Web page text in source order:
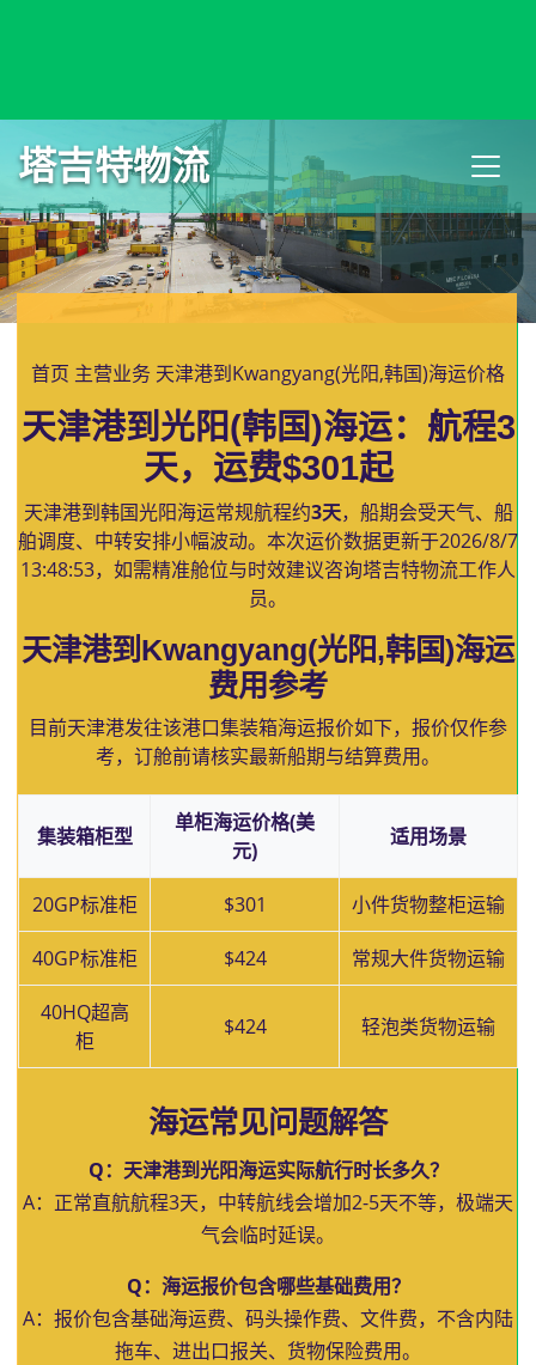
塔吉特物流
首页 主营业务 天津港到Kwangyang(光阳,韩国)海运价格
天津港到光阳(韩国)海运：航程3
天，运费$301起
天津港到韩国光阳海运常规航程约3天，船期会受天气、船
舶调度、中转安排小幅波动。本次运价数据更新于2026/8/7
13:48:53，如需精准舱位与时效建议咨询塔吉特物流工作人
员。
天津港到Kwangyang(光阳,韩国)海运
费用参考
目前天津港发往该港口集装箱海运报价如下，报价仅作参
考，订舱前请核实最新船期与结算费用。
集装箱柜型
单柜海运价格(美
元)
适用场景
20GP标准柜 $301 小件货物整柜运输
40GP标准柜 $424 常规大件货物运输
40HQ超高
柜
$424 轻泡类货物运输
海运常见问题解答
Q：天津港到光阳海运实际航行时长多久？
A：正常直航航程3天，中转航线会增加2-5天不等，极端天
气会临时延误。
Q：海运报价包含哪些基础费用？
A：报价包含基础海运费、码头操作费、文件费，不含内陆
拖车、进出口报关、货物保险费用。